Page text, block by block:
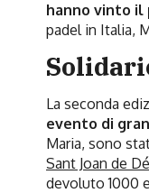
hanno vinto il
padel in Italia,
La seconda
evento di
Maria, sono
Sant Joan de
devoluto 1000